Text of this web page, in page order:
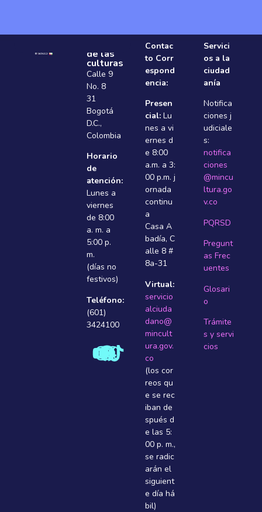
de las
culturas
Calle 9
No. 8
31
Bogotá
D.C.,
Colombia
Horario
de
atención:
Lunes a
viernes
de 8:00
a. m. a
5:00 p.
m.
(días no
festivos)
Teléfono:
(601)
3424100
Contac
to Corr
espond
encia:
Presen
cial: Lu
nes a vi
ernes d
e 8:00
a.m. a 3:
00 p.m. j
ornada
continu
a
Casa A
badí­a, C
alle 8 #
8a-31
Virtual:
servicio
alciuda
dano@
mincult
ura.gov.
co
(los cor
reos qu
e se rec
iban de
spués d
e las 5:
00 p. m.,
se radic
arán el
siguient
e dí­a há
bil)
Servici
os a la
ciudad
anía
Notifica
ciones j
udiciale
s:
notifica
ciones
@mincu
ltura.go
v.co
PQRSD
Pregunt
as Frec
uentes
Glosari
o
Trámite
s y servi
cios